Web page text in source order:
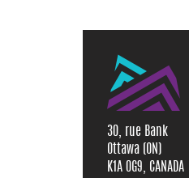
30, rue Bank
Ottawa (ON)
K1A 0G9, CANADA